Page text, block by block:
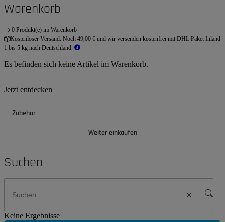
Warenkorb
0 Produkt(e) im Warenkorb
Kostenloser Versand: Noch 49,00 € und wir versenden kostenfrei mit DHL Paket Inland
1 bis 5 kg nach Deutschland.
Es befinden sich keine Artikel im Warenkorb.
Jetzt entdecken
Zubehör
Weiter einkaufen
Suchen
Keine Ergebnisse